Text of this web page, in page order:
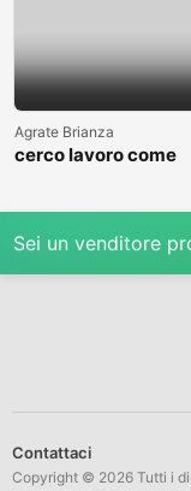
Agrate Brianza
cerco lavoro come
Sei un venditore
Contattaci
Copyright © 2026 Tutti i